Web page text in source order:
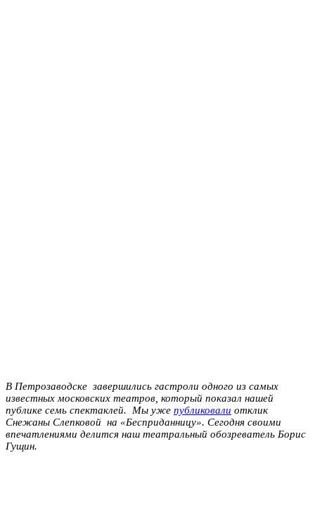
В Петрозаводске завершились гастроли одного из самых
известных московских театров, который показал нашей
публике семь спектаклей. Мы уже публиковали отклик
Снежаны Слепковой на «Бесприданницу». Сегодня своими
впечатлениями делится наш театральный обозреватель Борис
Гущин.